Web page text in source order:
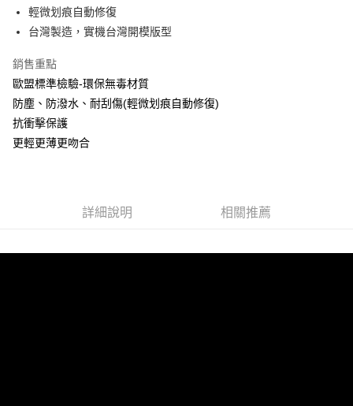
悠遊付
全盈+PAY
全家取貨付款
每筆NT$60，滿NT$390(含以上)免運費
7-11取貨付款
輕微划痕自動修復
台灣製造，實機台灣開模版型
銷售重點
歐盟標準檢驗-環保無毒材質
防塵、防潑水、耐刮傷(輕微划痕自動修復)
抗衝擊保護
更輕更薄更吻合
詳細說明 相關推薦